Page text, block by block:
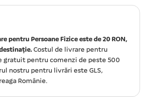
pentru Persoane Fizice este de 20 RON,
Costul de livrare pentru
gratuit pentru comenzi de peste 500
nostru pentru livrări este GLS,
Românie.